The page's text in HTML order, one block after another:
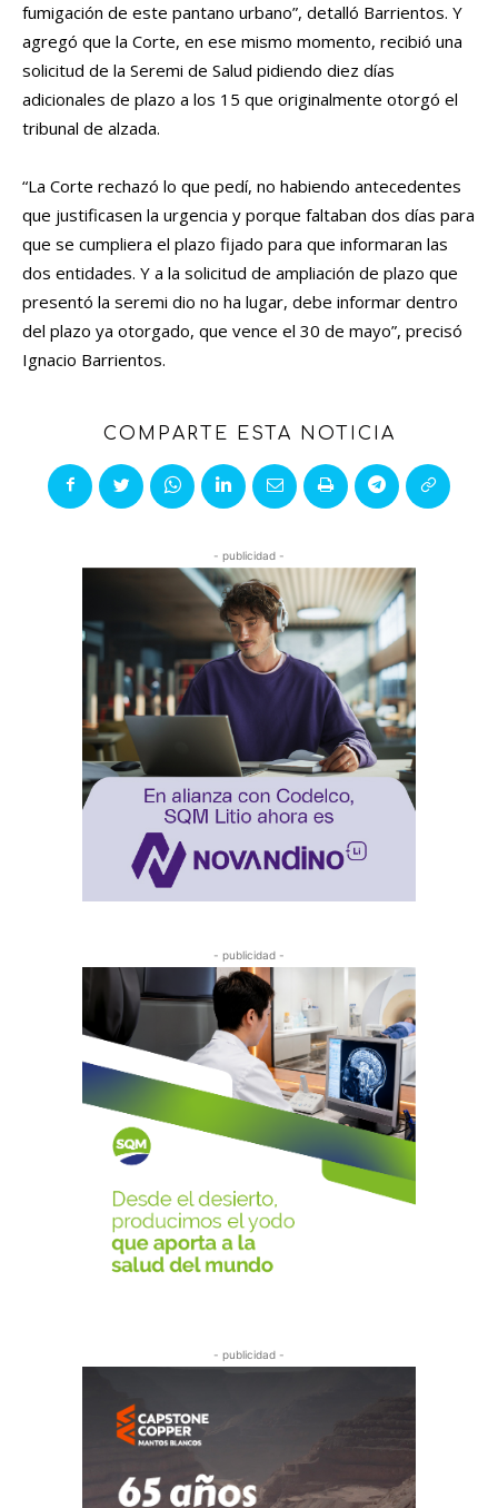
fumigación de este pantano urbano”, detalló Barrientos. Y
agregó que la Corte, en ese mismo momento, recibió una
solicitud de la Seremi de Salud pidiendo diez días
adicionales de plazo a los 15 que originalmente otorgó el
tribunal de alzada.
“La Corte rechazó lo que pedí, no habiendo antecedentes
que justificasen la urgencia y porque faltaban dos días para
que se cumpliera el plazo fijado para que informaran las
dos entidades. Y a la solicitud de ampliación de plazo que
presentó la seremi dio no ha lugar, debe informar dentro
del plazo ya otorgado, que vence el 30 de mayo”, precisó
Ignacio Barrientos.
COMPARTE ESTA NOTICIA
- publicidad -
- publicidad -
- publicidad -